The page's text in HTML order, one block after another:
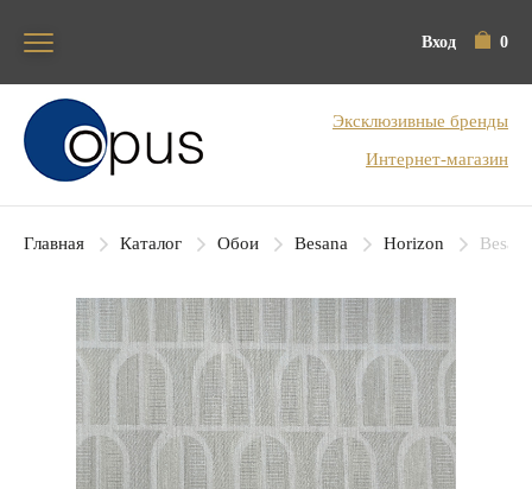
Вход 0
Блок поиска
Эксклюзивные бренды
Интернет-магазин
Главная Каталог Обои Besana Horizon